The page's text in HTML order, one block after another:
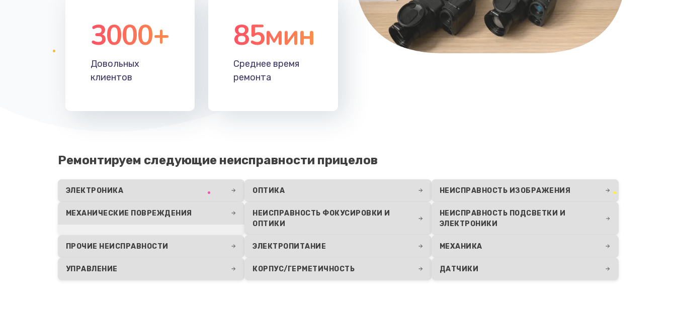
1 год 1000 руб. Заказать
Замена микросхемы усилителя 20 мин 2 года Заказать
Замена дисплея (экрана)
60 мин
(восстановление)
Восстановление после попадания влаги 650 руб. Заказать
Замена шим контроллера 20 мин 650 руб. Заказать
3000+
Довольных
клиентов
85мин
Среднее время
ремонта
Ремонтируем следующие неисправности прицелов
ЭЛЕКТРОНИКА ОПТИКА НЕИСПРАВНОСТЬ ИЗОБРАЖЕНИЯ
МЕХАНИЧЕСКИЕ ПОВРЕЖДЕНИЯ
НЕИСПРАВНОСТЬ ФОКУСИРОВКИ И
ОПТИКИ
НЕИСПРАВНОСТЬ ПОДСВЕТКИ И
ЭЛЕКТРОНИКИ
ПРОЧИЕ НЕИСПРАВНОСТИ ЭЛЕКТРОПИТАНИЕ МЕХАНИКА
УПРАВЛЕНИЕ КОРПУС/ГЕРМЕТИЧНОСТЬ ДАТЧИКИ